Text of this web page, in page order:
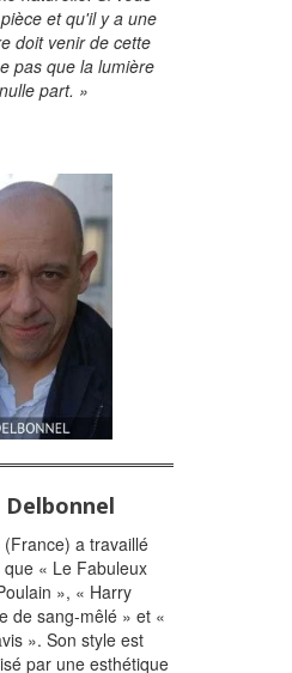
et qu'il y a une
doit venir de cette
pas que la lumière
part. »
Delbonnel
a travaillé
« Le Fabuleux
», « Harry
de sang-mêlé » et «
». Son style est
par une esthétique